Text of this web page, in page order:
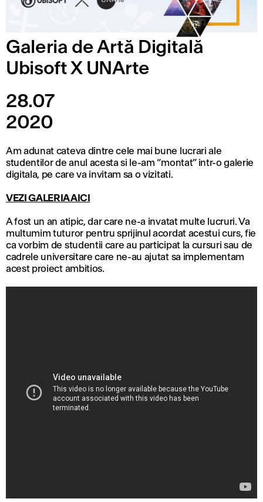
Galeria de Artă Digitală
Ubisoft X UNArte
28.07
2020
Am adunat cateva dintre cele mai bune lucrari ale
studentilor de anul acesta si le-am “montat” intr-o galerie
digitala, pe care va invitam sa o vizitati.
VEZI GALERIA AICI
A fost un an atipic, dar care ne-a invatat multe lucruri. Va
multumim tuturor pentru sprijinul acordat acestui curs, fie
ca vorbim de studentii care au participat la cursuri sau de
cadrele universitare care ne-au ajutat sa implementam
acest proiect ambitios.